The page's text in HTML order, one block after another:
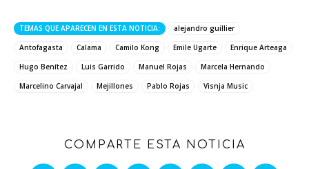
TEMAS QUE APARECEN EN ESTA NOTICIA:
alejandro guillier
Antofagasta
Calama Camilo Kong Emile Ugarte
Enrique Arteaga
Hugo Benítez
Luis Garrido Manuel Rojas
Marcela Hernando
Marcelino Carvajal
Mejillones Pablo Rojas Visnja Music
COMPARTE ESTA NOTICIA